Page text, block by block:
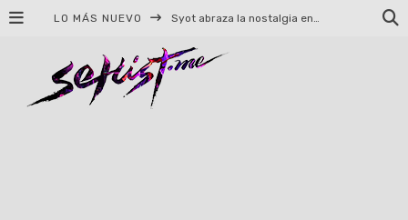
LO MÁS NUEVO Syot abraza la nostalgia en «Blame», el primer adelanto de su EP debut